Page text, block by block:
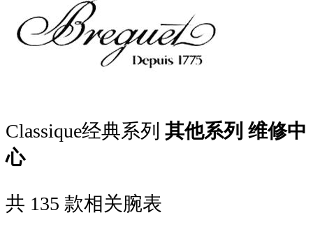
Classique经典系列 其他系列 维修中
心
共 135 款相关腕表